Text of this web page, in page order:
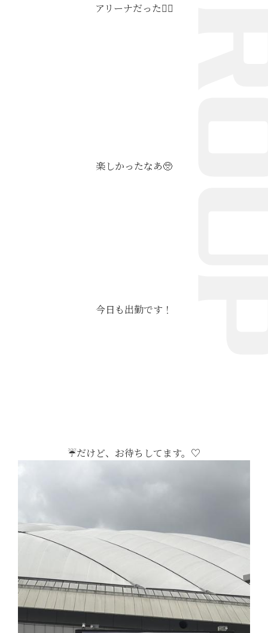
アリーナだった🫪🩷
楽しかったなあ🥺
今日も出勤です！
☔️だけど、お待ちしてます。♡